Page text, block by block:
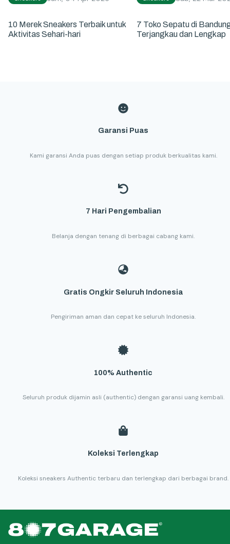
10 Merek Sneakers Terbaik untuk
Aktivitas Sehari-hari
7 Toko Sepatu di
Terjangkau dan Lengkap
Garansi Puas
Kami garansi Anda puas dengan setiap produk berkualitas kami.
7 Hari Pengembalian
Belanja dengan tenang di berbagai cabang kami.
Gratis Ongkir Seluruh Indonesia
Pengiriman aman dan cepat ke seluruh Indonesia.
100% Authentic
Seluruh produk dijamin asli (authentic) dengan garansi uang kembali.
Koleksi Terlengkap
Koleksi sneakers Authentic terbaru dan terlengkap dari berbagai brand.